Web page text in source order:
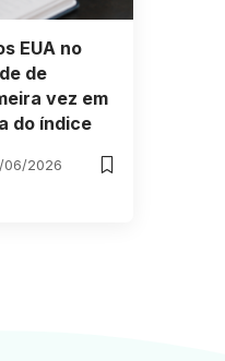
EUA no
de
vez em
do índice
06/2026